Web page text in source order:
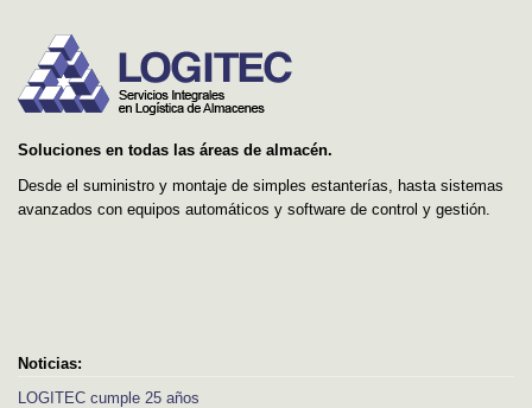
Soluciones en todas las áreas de almacén.
Desde el suministro y montaje de simples estanterías, hasta sistemas
avanzados con equipos automáticos y software de control y gestión.
Noticias:
LOGITEC cumple 25 años